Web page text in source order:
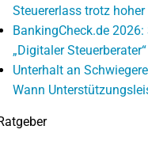
Steuererlass trotz
BankingCheck.de
„Digitaler Steuerberater“
Unterhalt an
Wann